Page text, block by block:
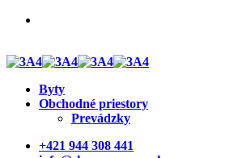
Byty
Obchodné priestory
Prevádzky
+421 944 308 441